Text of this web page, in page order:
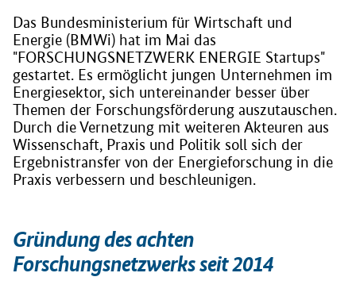
Das Bundesministerium für Wirtschaft und
Energie (BMWi) hat im Mai das
"FORSCHUNGSNETZWERK ENERGIE Startups"
gestartet. Es ermöglicht jungen Unternehmen im
Energiesektor, sich untereinander besser über
Themen der Forschungsförderung auszutauschen.
Durch die Vernetzung mit weiteren Akteuren aus
Wissenschaft, Praxis und Politik soll sich der
Ergebnistransfer von der Energieforschung in die
Praxis verbessern und beschleunigen.
Gründung des achten
Forschungsnetzwerks seit 2014